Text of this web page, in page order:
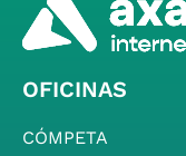
OFICINAS
CÓMPETA